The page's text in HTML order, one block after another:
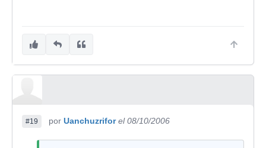
#19 por Uanchuzrifor el 08/10/2006